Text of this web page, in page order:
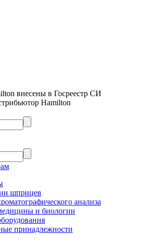
внесены в Госреестр СИ
Hamilton
шприцев
анализа
и биологии
принадлежности